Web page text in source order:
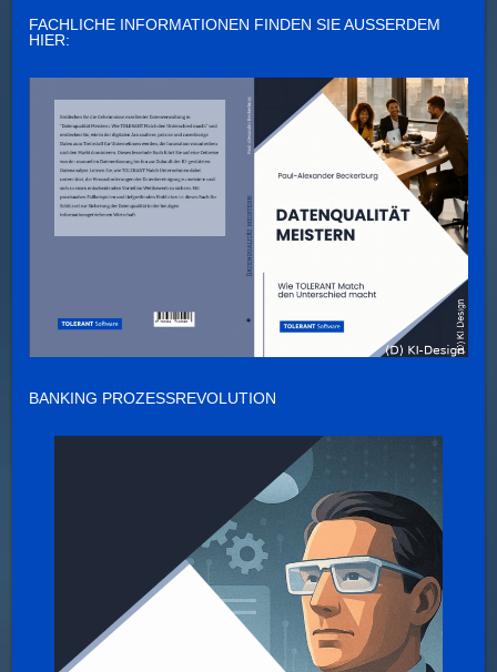
FACHLICHE INFORMATIONEN FINDEN SIE AUSSERDEM H
IER:
BANKING PROZESSREVOLUTION